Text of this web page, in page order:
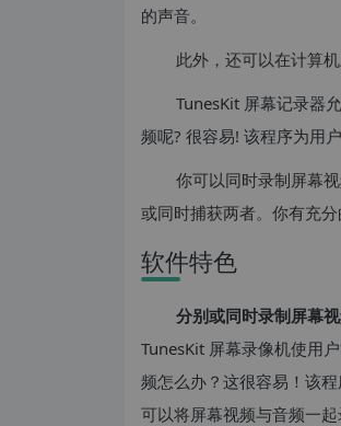
的声音。
此外，还可以在计算
TunesKit 屏幕记录器
频呢? 很容易! 该程序为用
你可以同时录制屏幕
或同时捕获两者。你有充
软件特色
分别或同时录制屏幕
TunesKit 屏幕录像机使用
频怎么办？这很容易！该
可以将屏幕视频与音频一